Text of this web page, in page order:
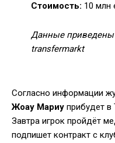
Стоимость: 10 млн
Данные приведены
transfermarkt
Согласно информации
Жоау Мариу прибудет в
Завтра игрок пройдёт
подпишет контракт с